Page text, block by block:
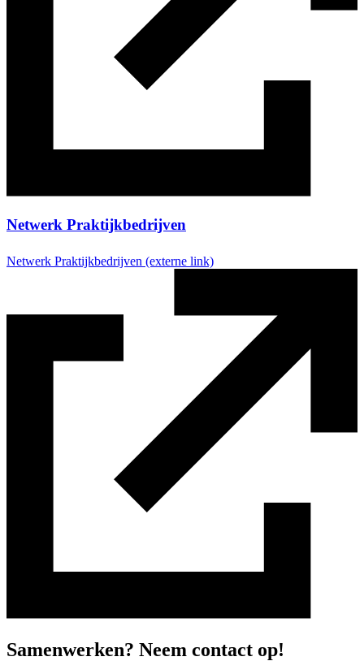
Netwerk Praktijkbedrijven
Netwerk Praktijkbedrijven (externe link)
Samenwerken? Neem contact op!